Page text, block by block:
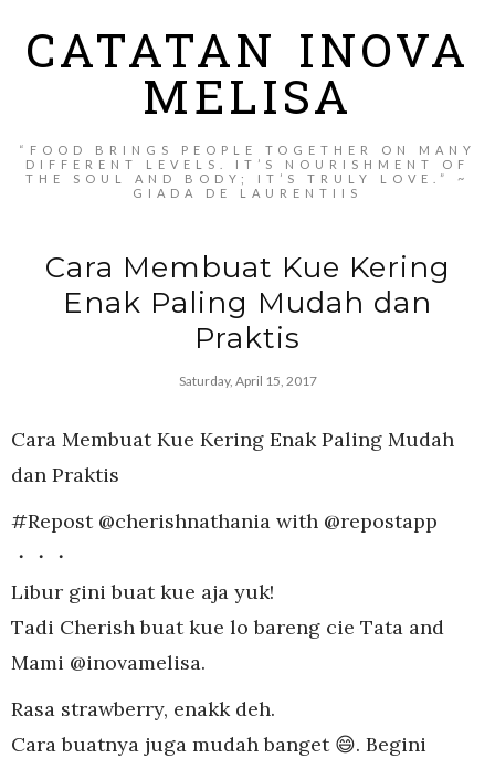
CATATAN INOVA
MELISA
“FOOD BRINGS PEOPLE TOGETHER ON MANY
DIFFERENT LEVELS. IT’S NOURISHMENT OF
THE SOUL AND BODY; IT’S TRULY LOVE.” ~
GIADA DE LAURENTIIS
Cara Membuat Kue Kering
Enak Paling Mudah dan
Praktis
Saturday, April 15, 2017
Cara Membuat Kue Kering Enak Paling Mudah
dan Praktis
#Repost @cherishnathania with @repostapp
・・・
Libur gini buat kue aja yuk!
Tadi Cherish buat kue lo bareng cie Tata and
Mami @inovamelisa.
Rasa strawberry, enakk deh.
Cara buatnya juga mudah banget 😄. Begini